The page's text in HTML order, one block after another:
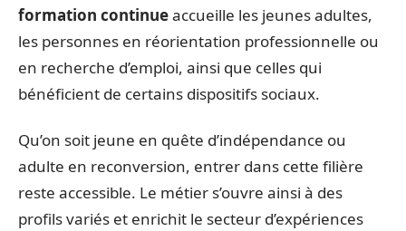
formation continueaccueille les jeunes adultes,
les personnes en réorientation professionnelle ou
en recherche d’emploi, ainsi que celles qui
bénéficient de certains dispositifs sociaux.
Qu’on soit jeune en quête d’indépendance ou
adulte en reconversion, entrer dans cette filière
reste accessible. Le métier s’ouvre ainsi à des
profils variés et enrichit le secteur d’expériences